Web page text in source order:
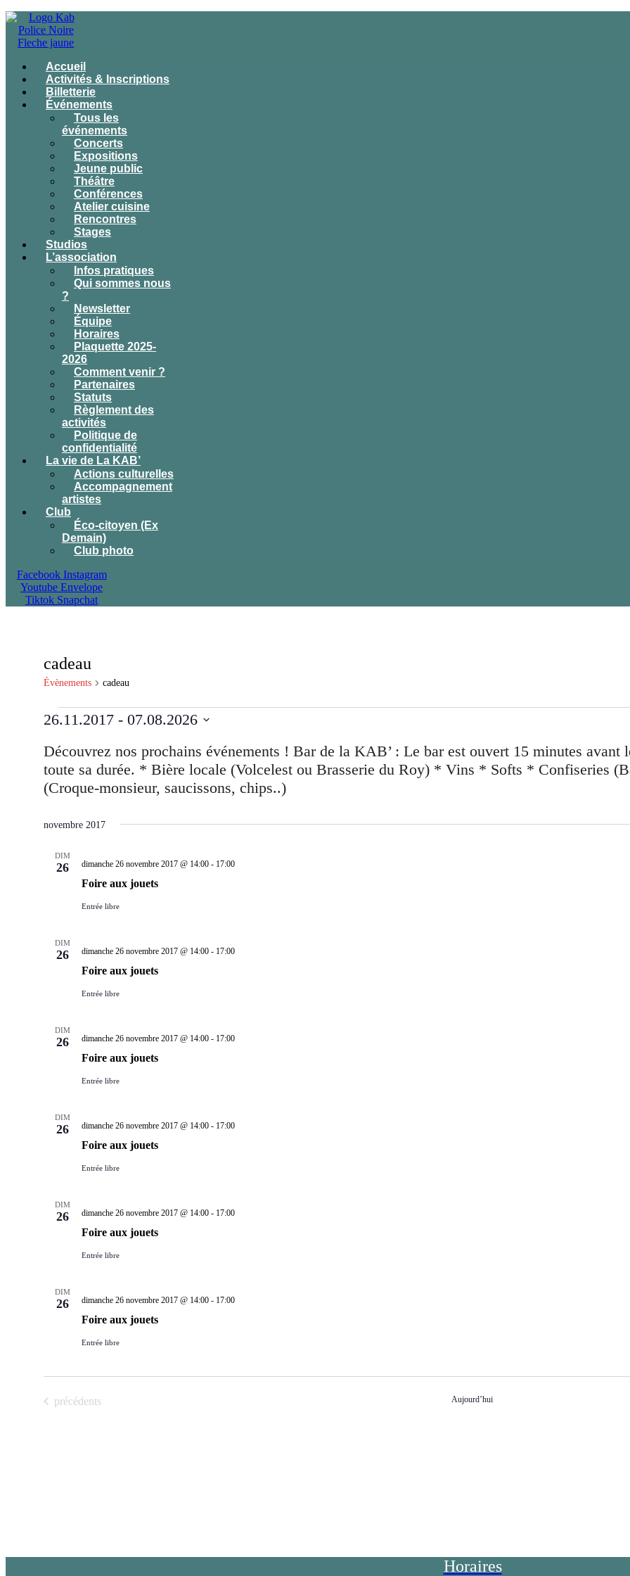
Accueil
Activités & Inscriptions
Billetterie
Événements
Tous les
événements
Concerts
Expositions
Jeune public
Théâtre
Conférences
Atelier cuisine
Rencontres
Stages
Studios
L’association
Infos pratiques
Qui sommes nous
?
Newsletter
Équipe
Horaires
Plaquette 2025-
2026
Comment venir ?
Partenaires
Statuts
Règlement des
activités
Politique de
confidentialité
La vie de La KAB’
Actions culturelles
Accompagnement
artistes
Club
Éco-citoyen (Ex
Demain)
Club photo
Facebook Instagram
Youtube Envelope
Tiktok Snapchat
cadeau
Évènements cadeau
Évènements
26.11.2017 - 07.08.2026
une
novembre 2017
DIM
26
Foire aux jouets
dimanche 26 novembre 2017 @ 14:00- 17:00
Entrée libre
DIM
26
Foire aux jouets
dimanche 26 novembre 2017 @ 14:00- 17:00
Entrée libre
DIM
26
Foire aux jouets
dimanche 26 novembre 2017 @ 14:00- 17:00
Entrée libre
DIM
26
Foire aux jouets
dimanche 26 novembre 2017 @ 14:00- 17:00
Entrée libre
DIM
26
Foire aux jouets
dimanche 26 novembre 2017 @ 14:00- 17:00
Entrée libre
DIM
26
Foire aux jouets
dimanche 26 novembre 2017 @ 14:00- 17:00
Entrée libre
Évènements
précédents Aujourd’hui
Horaires